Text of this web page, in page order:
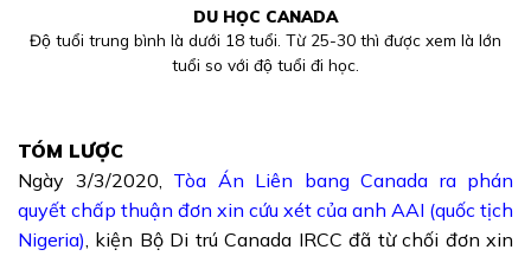
DU HỌC CANADA
Độ tuổi trung bình là dưới 18 tuổi. Từ 25-30 thì được xem là lớn
tuổi so với độ tuổi đi học.
TÓM LƯỢC
Ngày 3/3/2020, Tòa Án Liên bang Canada ra phán
quyết chấp thuận đơn xin cứu xét của anh AAI (quốc tịch
Nigeria), kiện Bộ Di trú Canada IRCC đã từ chối đơn xin